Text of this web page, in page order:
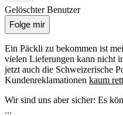
Gelöschter Benutzer
Folge mir
Ein Päckli zu bekommen ist
vielen Lieferungen kann nicht
jetzt auch die Schweizerische
Kundenreklamationen kaum
Wir sind uns aber sicher: Es
...